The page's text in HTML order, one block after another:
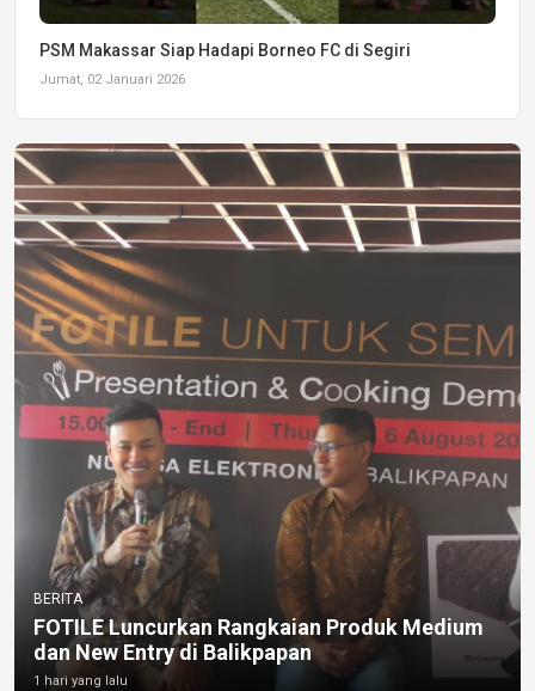
PSM Makassar Siap Hadapi Borneo FC di Segiri
Jumat, 02 Januari 2026
BERITA
FOTILE Luncurkan Rangkaian Produk Medium
dan New Entry di Balikpapan
1 hari yang lalu